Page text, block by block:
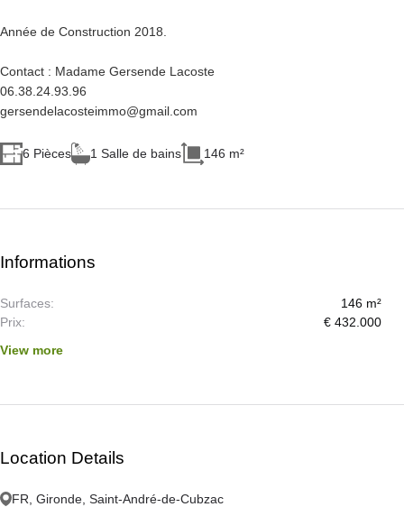
Année de Construction 2018.
Contact : Madame Gersende Lacoste
06.38.24.93.96
gersendelacosteimmo@gmail.com
6 Pièces 1 Salle de bains 146 m²
Informations
Surfaces:
146 m²
Prix:
€ 432.000
View more
Location Details
FR, Gironde, Saint-André-de-Cubzac